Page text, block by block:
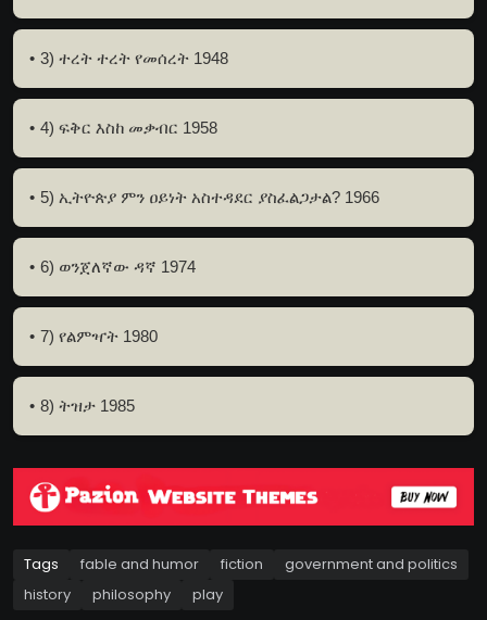
3) ተረት ተረት የመሰረት 1948
4) ፍቅር እስከ መቃብር 1958
5) ኢትዮጵያ ምን ዐይነት አስተዳደር ያስፈልጋታል? 1966
6) ወንጀለኛው ዳኛ 1974
7) የልምዣት 1980
8) ትዝታ 1985
Tags fable and humor fiction
government and politics
history
philosophy play